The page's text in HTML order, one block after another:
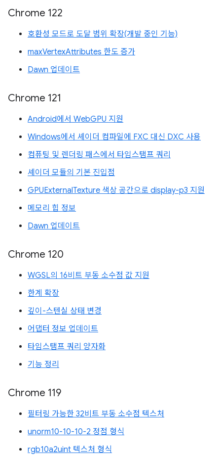
Chrome 122
호환성 모드로 도달 범위 확장(개발 중인 기능)
maxVertexAttributes 한도 증가
Dawn 업데이트
Chrome 121
Android에서 WebGPU 지원
Windows에서 셰이더 컴파일에 FXC 대신 DXC 사용
컴퓨팅 및 렌더링 패스에서 타임스탬프 쿼리
셰이더 모듈의 기본 진입점
GPUExternalTexture 색상 공간으로 display-p3 지원
메모리 힙 정보
Dawn 업데이트
Chrome 120
WGSL의 16비트 부동 소수점 값 지원
한계 확장
깊이-스텐실 상태 변경
어댑터 정보 업데이트
타임스탬프 쿼리 양자화
기능 정리
Chrome 119
필터링 가능한 32비트 부동 소수점 텍스처
unorm10-10-10-2 정점 형식
rgb10a2uint 텍스처 형식